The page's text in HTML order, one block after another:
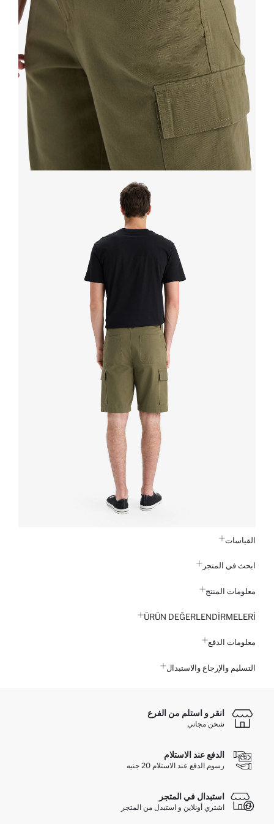
القياسات
ابحث في المتجر
معلومات المنتج
ÜRÜN DEĞERLENDİRMELERİ
معلومات الدفع
التسليم والإرجاع والاستبدال
انقر و استلم من الفرع
شحن مجاني
الدفع عند الاستلام
رسوم الدفع عند الاستلام 20 جنيه
استبدال في المتجر
اشتري أونلاين و استبدل من المتجر